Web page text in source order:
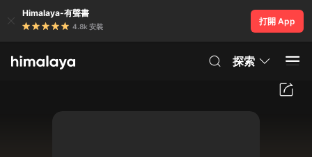
Himalaya-有聲書
4.8k 安裝
打開 App
探索